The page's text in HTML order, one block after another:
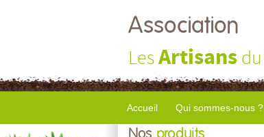
Association
LesArtisans du
Accueil Qui sommes-nous ?
Nos produits